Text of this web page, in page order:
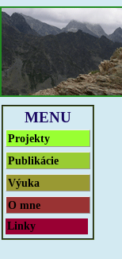
MENU
Projekty
Publikácie
Výuka
O mne
Linky